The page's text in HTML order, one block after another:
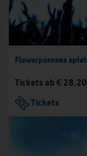
Tickets ab € 28,20
Tickets